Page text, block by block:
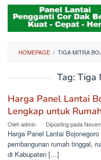
HOMEPAGE / TIGA MITRA
Tag: Tiga
Harga Panel Lantai
Lengkap untuk
Olehadmin Diposting pada
Harga Panel Lantai
pembangunan rumah tinggal,
di Kabupaten […]